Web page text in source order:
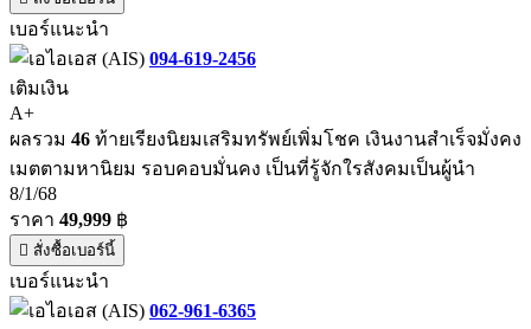
เบอร์แนะนำ
094-619-2456
เติมเงิน
A+
ผลรวม 46 ท้ายเรียงนิยมเสริมทรัพย์เพิ่มโชค เงินงานสำเร็จมั่งคง
เมตตามหานิยม รอบคอบมั่นคง เป็นที่รู้จักใรสังคมเป็นผู้นำ
8/1/68
ราคา 49,999 ฿
สั่งซื้อเบอร์นี้
เบอร์แนะนำ
062-961-6365